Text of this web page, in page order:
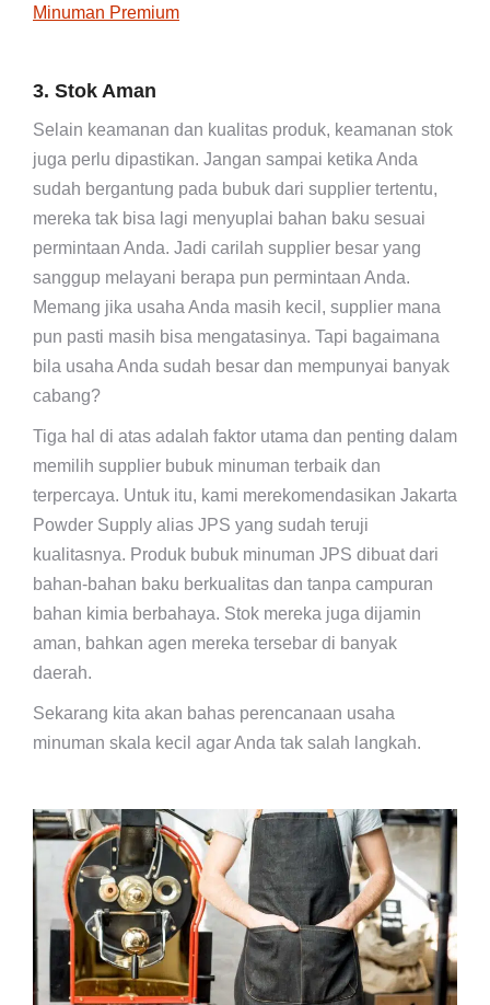
Minuman Premium
3. Stok Aman
Selain keamanan dan kualitas produk, keamanan stok
juga perlu dipastikan. Jangan sampai ketika Anda
sudah bergantung pada bubuk dari supplier tertentu,
mereka tak bisa lagi menyuplai bahan baku sesuai
permintaan Anda. Jadi carilah supplier besar yang
sanggup melayani berapa pun permintaan Anda.
Memang jika usaha Anda masih kecil, supplier mana
pun pasti masih bisa mengatasinya. Tapi bagaimana
bila usaha Anda sudah besar dan mempunyai banyak
cabang?
Tiga hal di atas adalah faktor utama dan penting dalam
memilih supplier bubuk minuman terbaik dan
terpercaya. Untuk itu, kami merekomendasikan Jakarta
Powder Supply alias JPS yang sudah teruji
kualitasnya. Produk bubuk minuman JPS dibuat dari
bahan-bahan baku berkualitas dan tanpa campuran
bahan kimia berbahaya. Stok mereka juga dijamin
aman, bahkan agen mereka tersebar di banyak
daerah.
Sekarang kita akan bahas perencanaan usaha
minuman skala kecil agar Anda tak salah langkah.